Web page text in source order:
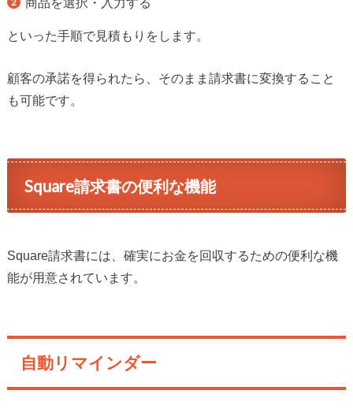
といった手順で見積もりをします。
顧客の承諾を得られたら、そのまま請求書に変換すること
も可能です。
Square請求書の便利な機能
Square請求書には、確実にお金を回収するための便利な機
能が用意されています。
自動リマインダー